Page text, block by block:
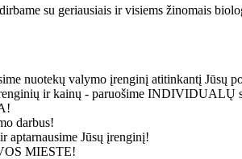
su geriausiais ir visiems žinomais
nuotekų valymo įrenginį atitinkantį Jūsų
ir kainų - paruošime INDIVIDUALŲ
darbus!
aptarnausime Jūsų įrenginį!
MIESTE!